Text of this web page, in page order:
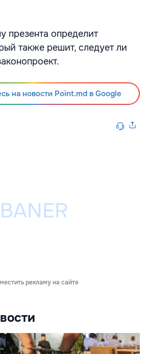
презента определит
также решит, следует ли
на новости Point.md в Google
рекламу на сайте